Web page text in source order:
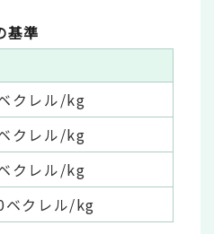
基準
クレル/kg
クレル/kg
クレル/kg
ベクレル/kg